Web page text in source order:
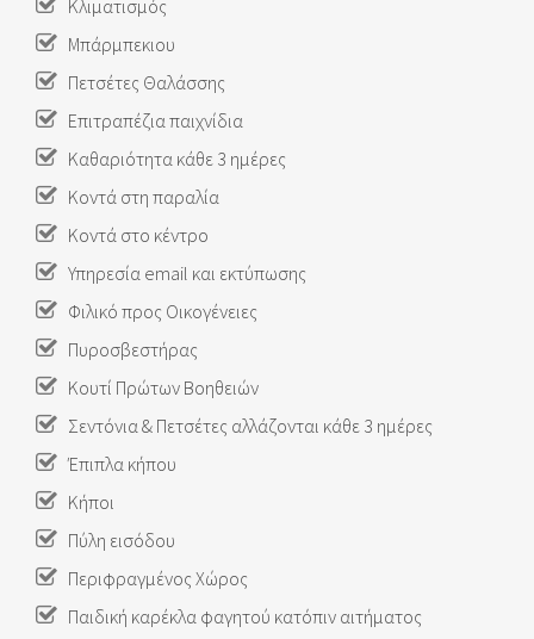
Κλιματισμός
Μπάρμπεκιου
Πετσέτες Θαλάσσης
Επιτραπέζια παιχνίδια
Καθαριότητα κάθε 3 ημέρες
Κοντά στη παραλία
Κοντά στο κέντρο
Υπηρεσία email και εκτύπωσης
Φιλικό προς Οικογένειες
Πυροσβεστήρας
Κουτί Πρώτων Βοηθειών
Σεντόνια & Πετσέτες αλλάζονται κάθε 3 ημέρες
Έπιπλα κήπου
Κήποι
Πύλη εισόδου
Περιφραγμένος Χώρος
Παιδική καρέκλα φαγητού κατόπιν αιτήματος